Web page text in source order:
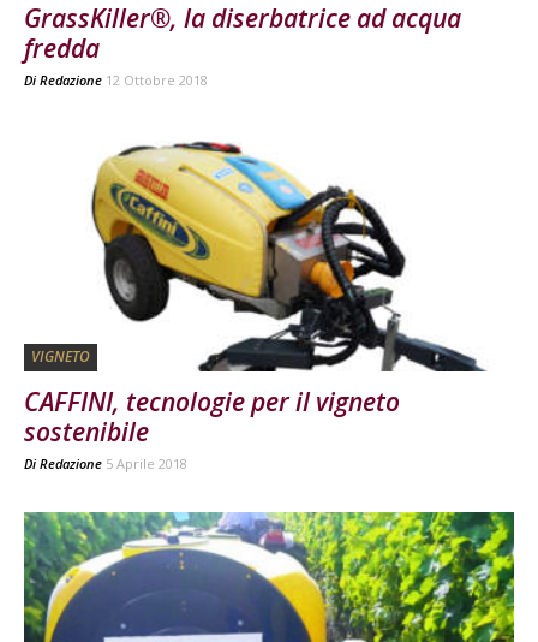
GrassKiller®, la diserbatrice ad acqua
fredda
Di Redazione 12 Ottobre 2018
VIGNETO
CAFFINI, tecnologie per il vigneto
sostenibile
Di Redazione 5 Aprile 2018